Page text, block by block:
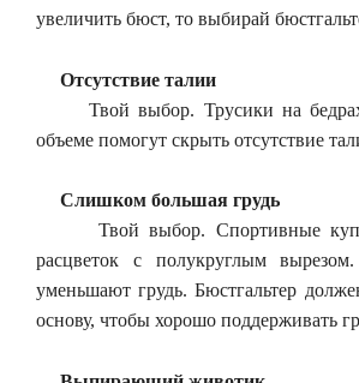
увеличить бюст, то выбирай
Отсутствие талии
Твой выбор. Трусики на бедрах
объеме помогут скрыть отсутствие
Слишком большая грудь
Твой выбор. Спортивные
расцветок с полукруглым
уменьшают грудь. Бюстгальтер
основу, чтобы хорошо поддерживать